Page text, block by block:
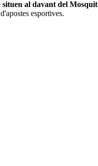
situen al davant del Mosquit
esportives.